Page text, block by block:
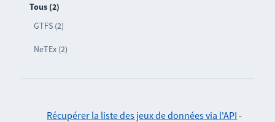
Tous (2)
GTFS (2)
NeTEx (2)
Récupérer la liste des jeux de données via l'API -